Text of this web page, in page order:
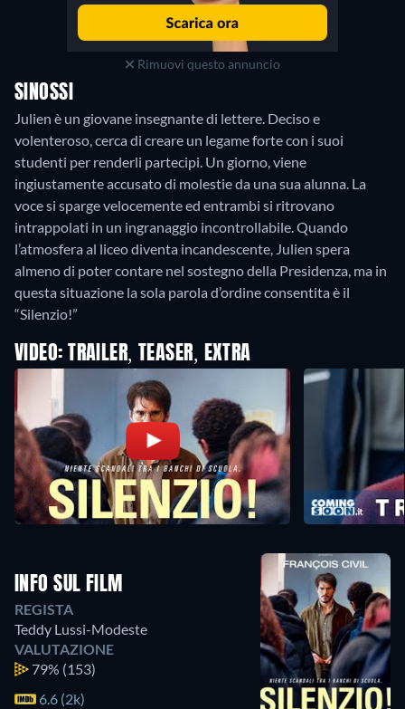
Rimuovi questo annuncio
SINOSSI
Julien è un giovane insegnante di lettere. Deciso e
volenteroso, cerca di creare un legame forte con i suoi
studenti per renderli partecipi. Un giorno, viene
ingiustamente accusato di molestie da una sua alunna. La
voce si sparge velocemente ed entrambi si ritrovano
intrappolati in un ingranaggio incontrollabile. Quando
l’atmosfera al liceo diventa incandescente, Julien spera
almeno di poter contare nel sostegno della Presidenza, ma in
questa situazione la sola parola d’ordine consentita è il
“Silenzio!”
VIDEO: TRAILER, TEASER, EXTRA
INFO SUL FILM
REGISTA
Teddy Lussi-Modeste
VALUTAZIONE
79% (153)
6.6 (2k)